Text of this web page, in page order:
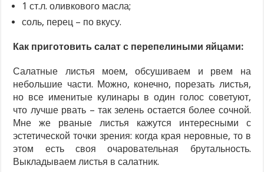
1 ст.л. оливкового масла;
соль, перец – по вкусу.
Как приготовить салат с перепелиными яйцами:
Салатные листья моем, обсушиваем и рвем на
небольшие части. Можно, конечно, порезать листья,
но все именитые кулинары в один голос советуют,
что лучше рвать – так зелень остается более сочной.
Мне же рваные листья кажутся интересными с
эстетической точки зрения: когда края неровные, то в
этом есть своя очаровательная брутальность.
Выкладываем листья в салатник.